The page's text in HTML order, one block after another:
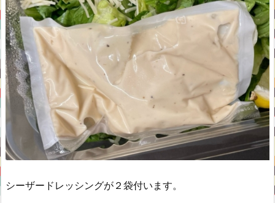
シーザードレッシングが２袋付います。